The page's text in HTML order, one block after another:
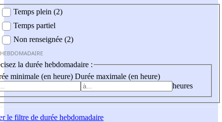
Temps plein (2)
Temps partiel
Non renseignée (2)
la durée hebdomadaire :
minimale (en heure) Durée maximale (en heure)
heures
le filtre de durée hebdomadaire